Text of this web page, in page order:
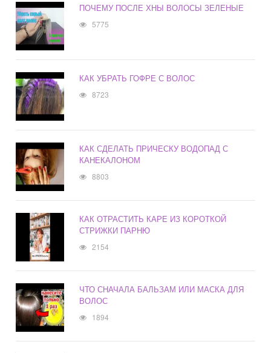
ПОЧЕМУ ПОСЛЕ ХНЫ ВОЛОСЫ ЗЕЛЕНЫЕ
5775
КАК УБРАТЬ ГОФРЕ С ВОЛОС
8723
КАК СДЕЛАТЬ ПРИЧЕСКУ ВОДОПАД С
КАНЕКАЛОНОМ
8803
КАК ОТРАСТИТЬ КАРЕ ИЗ КОРОТКОЙ
СТРИЖКИ ПАРНЮ
2154
ЧТО СНАЧАЛА БАЛЬЗАМ ИЛИ МАСКА ДЛЯ
ВОЛОС
1894